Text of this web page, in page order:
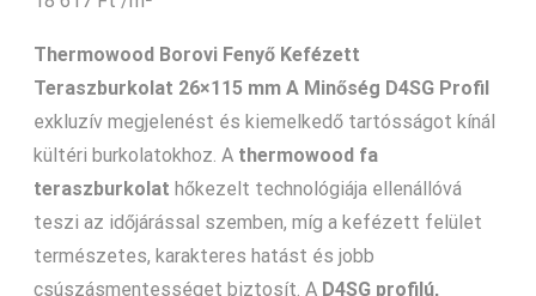
Thermowood Borovi Fenyő Kefézett
Teraszburkolat 26×115 mm A Minőség D4SG Profil
exkluzív megjelenést és kiemelkedő tartósságot kínál
kültéri burkolatokhoz. A thermowood fa
teraszburkolat hőkezelt technológiája ellenállóvá
teszi az időjárással szemben, míg a kefézett felület
természetes, karakteres hatást és jobb
csúszásmentességet biztosít. A D4SG profilú,